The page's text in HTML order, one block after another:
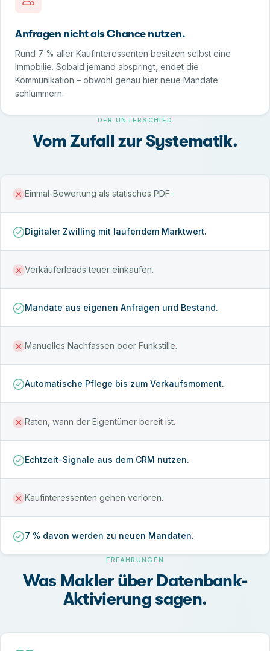
Anfragen nicht als Chance nutzen.
Rund 7 % aller Kaufinteressenten besitzen selbst eine
Immobilie. Sobald jemand abspringt, endet die
Kommunikation – obwohl genau hier neue Mandate
schlummern.
DER UNTERSCHIED
Vom Zufall zur Systematik.
Einmal-Bewertung als statisches PDF.
Digitaler Zwilling mit laufendem Marktwert.
Verkäuferleads teuer einkaufen.
Mandate aus eigenen Anfragen und Bestand.
Manuelles Nachfassen oder Funkstille.
Automatische Pflege bis zum Verkaufsmoment.
Raten, wann der Eigentümer bereit ist.
Echtzeit-Signale aus dem CRM nutzen.
Kaufinteressenten gehen verloren.
7 % davon werden zu neuen Mandaten.
ERFAHRUNGEN
Was Makler über Datenbank-
Aktivierung sagen.